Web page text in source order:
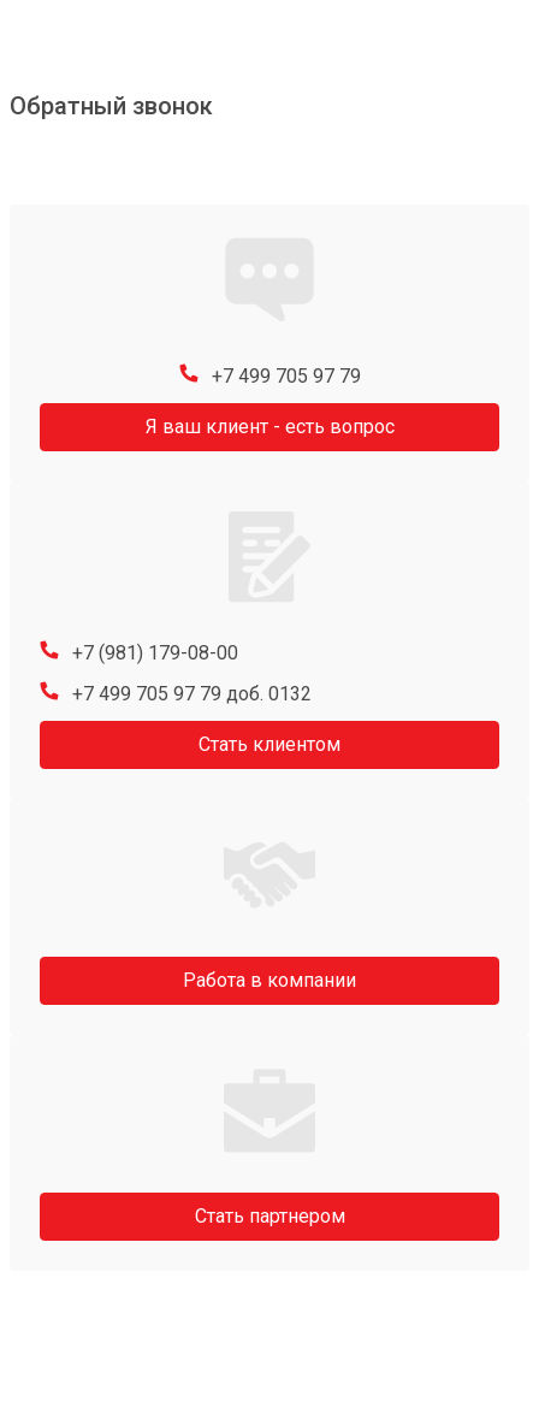
Обратный звонок
+7 499 705 97 79
Я ваш клиент - есть вопрос
+7 (981) 179-08-00
+7 499 705 97 79 доб. 0132
Стать клиентом
Работа в компании
Стать партнером